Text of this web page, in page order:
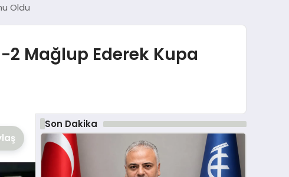
Oldu
2 Mağlup Ederek Kupa
Son Dakika